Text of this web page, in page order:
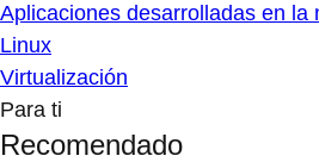
Aplicaciones desarrolladas en la
Linux
Virtualización
Para ti
Recomendado